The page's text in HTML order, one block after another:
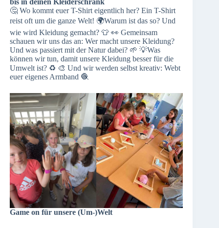
bis in deinen Kleiderschrank
🤔 Wo kommt euer T-Shirt eigentlich her? Ein T-Shirt
reist oft um die ganze Welt! 🌍Warum ist das so? Und
wie wird Kleidung gemacht? 👕 👀 Gemeinsam
schauen wir uns das an: Wer macht unsere Kleidung?
Und was passiert mit der Natur dabei? 🌱 💡Was
können wir tun, damit unsere Kleidung besser für die
Umwelt ist? ♻️ 🎨 Und wir werden selbst kreativ: Webt
euer eigenes Armband 🧶
Game on für unsere (Um-)Welt